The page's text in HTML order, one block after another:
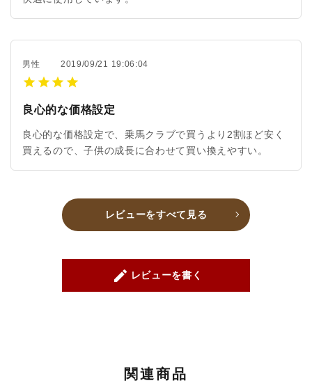
男性 2019/09/21 19:06:04
良心的な価格設定
良心的な価格設定で、乗馬クラブで買うより2割ほど安く
買えるので、子供の成長に合わせて買い換えやすい。
レビューをすべて見る
create レビューを書く
関連商品